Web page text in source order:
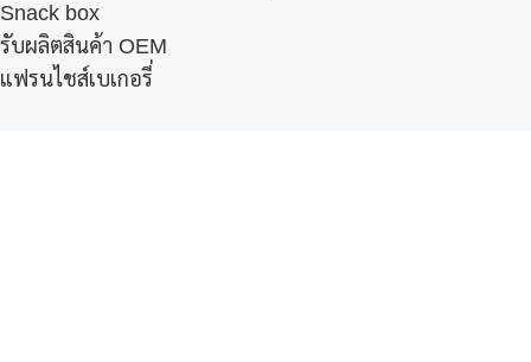
Snack box
รับผลิตสินค้า OEM
แฟรนไชส์เบเกอรี่